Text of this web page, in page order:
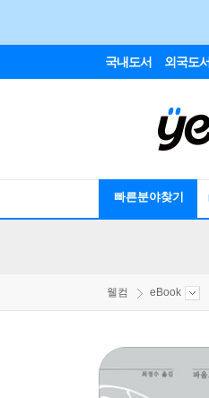
국내도서 외국도서
빠른분야찾기
웰컴 eBook